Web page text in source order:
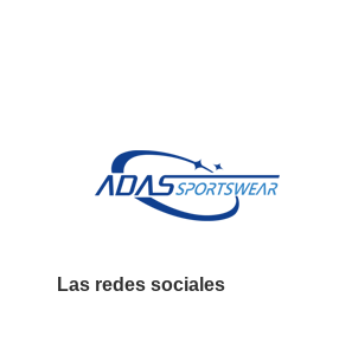
Las redes sociales